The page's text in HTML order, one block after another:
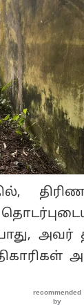
அவர்